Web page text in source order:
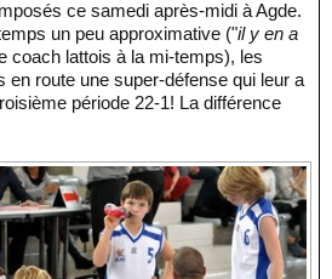
ce samedi après-midi à Agde.
un peu approximative ("il y en a
coach lattois à la mi-temps), les
en route une super-défense qui leur a
période 22-1! La différence